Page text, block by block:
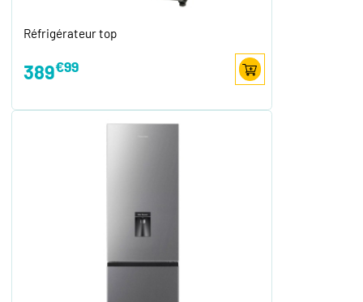
Réfrigérateur top
389€99